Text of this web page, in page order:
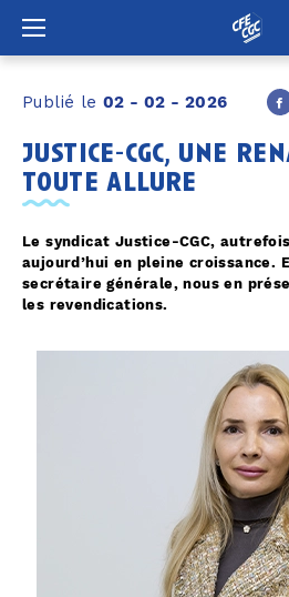
Publié le 02 - 02 - 2026
justice-cgc, une
toute allure
Le syndicat Justice-CGC,
aujourd’hui en pleine croissance.
secrétaire générale, nous en
les revendications.
Panneau de gestion des cookies